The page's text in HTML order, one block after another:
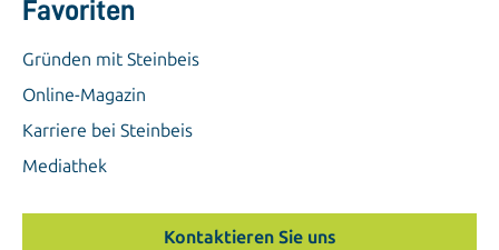
Favoriten
Gründen mit Steinbeis
Online-Magazin
Karriere bei Steinbeis
Mediathek
Kontaktieren Sie uns